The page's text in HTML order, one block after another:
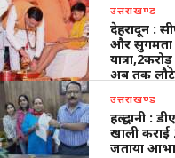
उत्तराखण्ड
देहरादून :
और सुगमता
अब तक
उत्तराखण्ड
हल्द्वानी :
खाली कराई
जताया